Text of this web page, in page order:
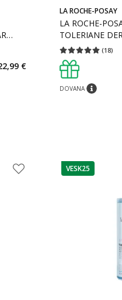
€
LA ROCHE-POSAY
LA ROCHE-
TOLERIANE
(18)
Vidutinis įvertinimas
DOVANApatarimas
patarimas
VESK25